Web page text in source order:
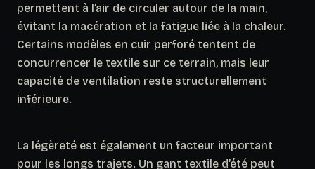
permettent à l’air de circuler autour de la main,
évitant la macération et la fatigue liée à la chaleur.
Certains modèles en cuir perforé tentent de
concurrencer le textile sur ce terrain, mais leur
capacité de ventilation reste structurellement
inférieure.
La légèreté est également un facteur important
pour les longs trajets. Un gant textile d’été peut